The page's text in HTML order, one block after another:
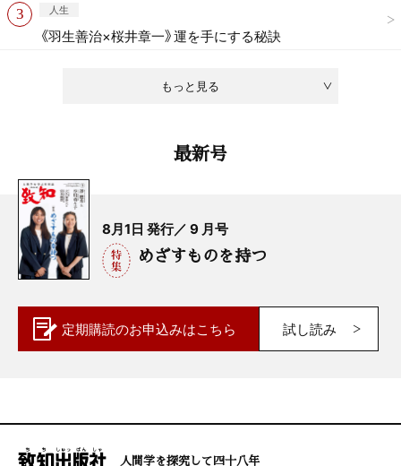
もっと見る
人生
《羽生善治×桜井章一》運を手にする秘訣
最新号
8月1日 発行／ 9 月号
めざすものを持つ
定期購読のお申込みはこちら 試し読み
人間学を探究して四十八年